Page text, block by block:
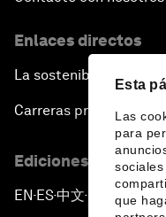
Esta
Las
para
sociales
que
Enlaces directos
La sostenibilidad en el
Carreras profesionales
Ediciones en otros
EN ▪ES▪中文▪ 日本語